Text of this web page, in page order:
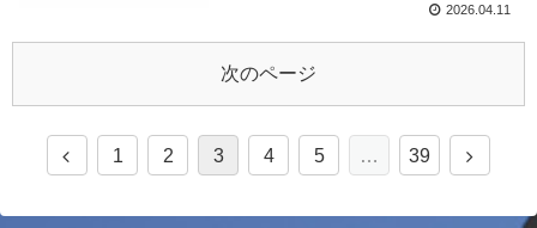
2026.04.11
次のページ
1 2 3 4 5 … 39